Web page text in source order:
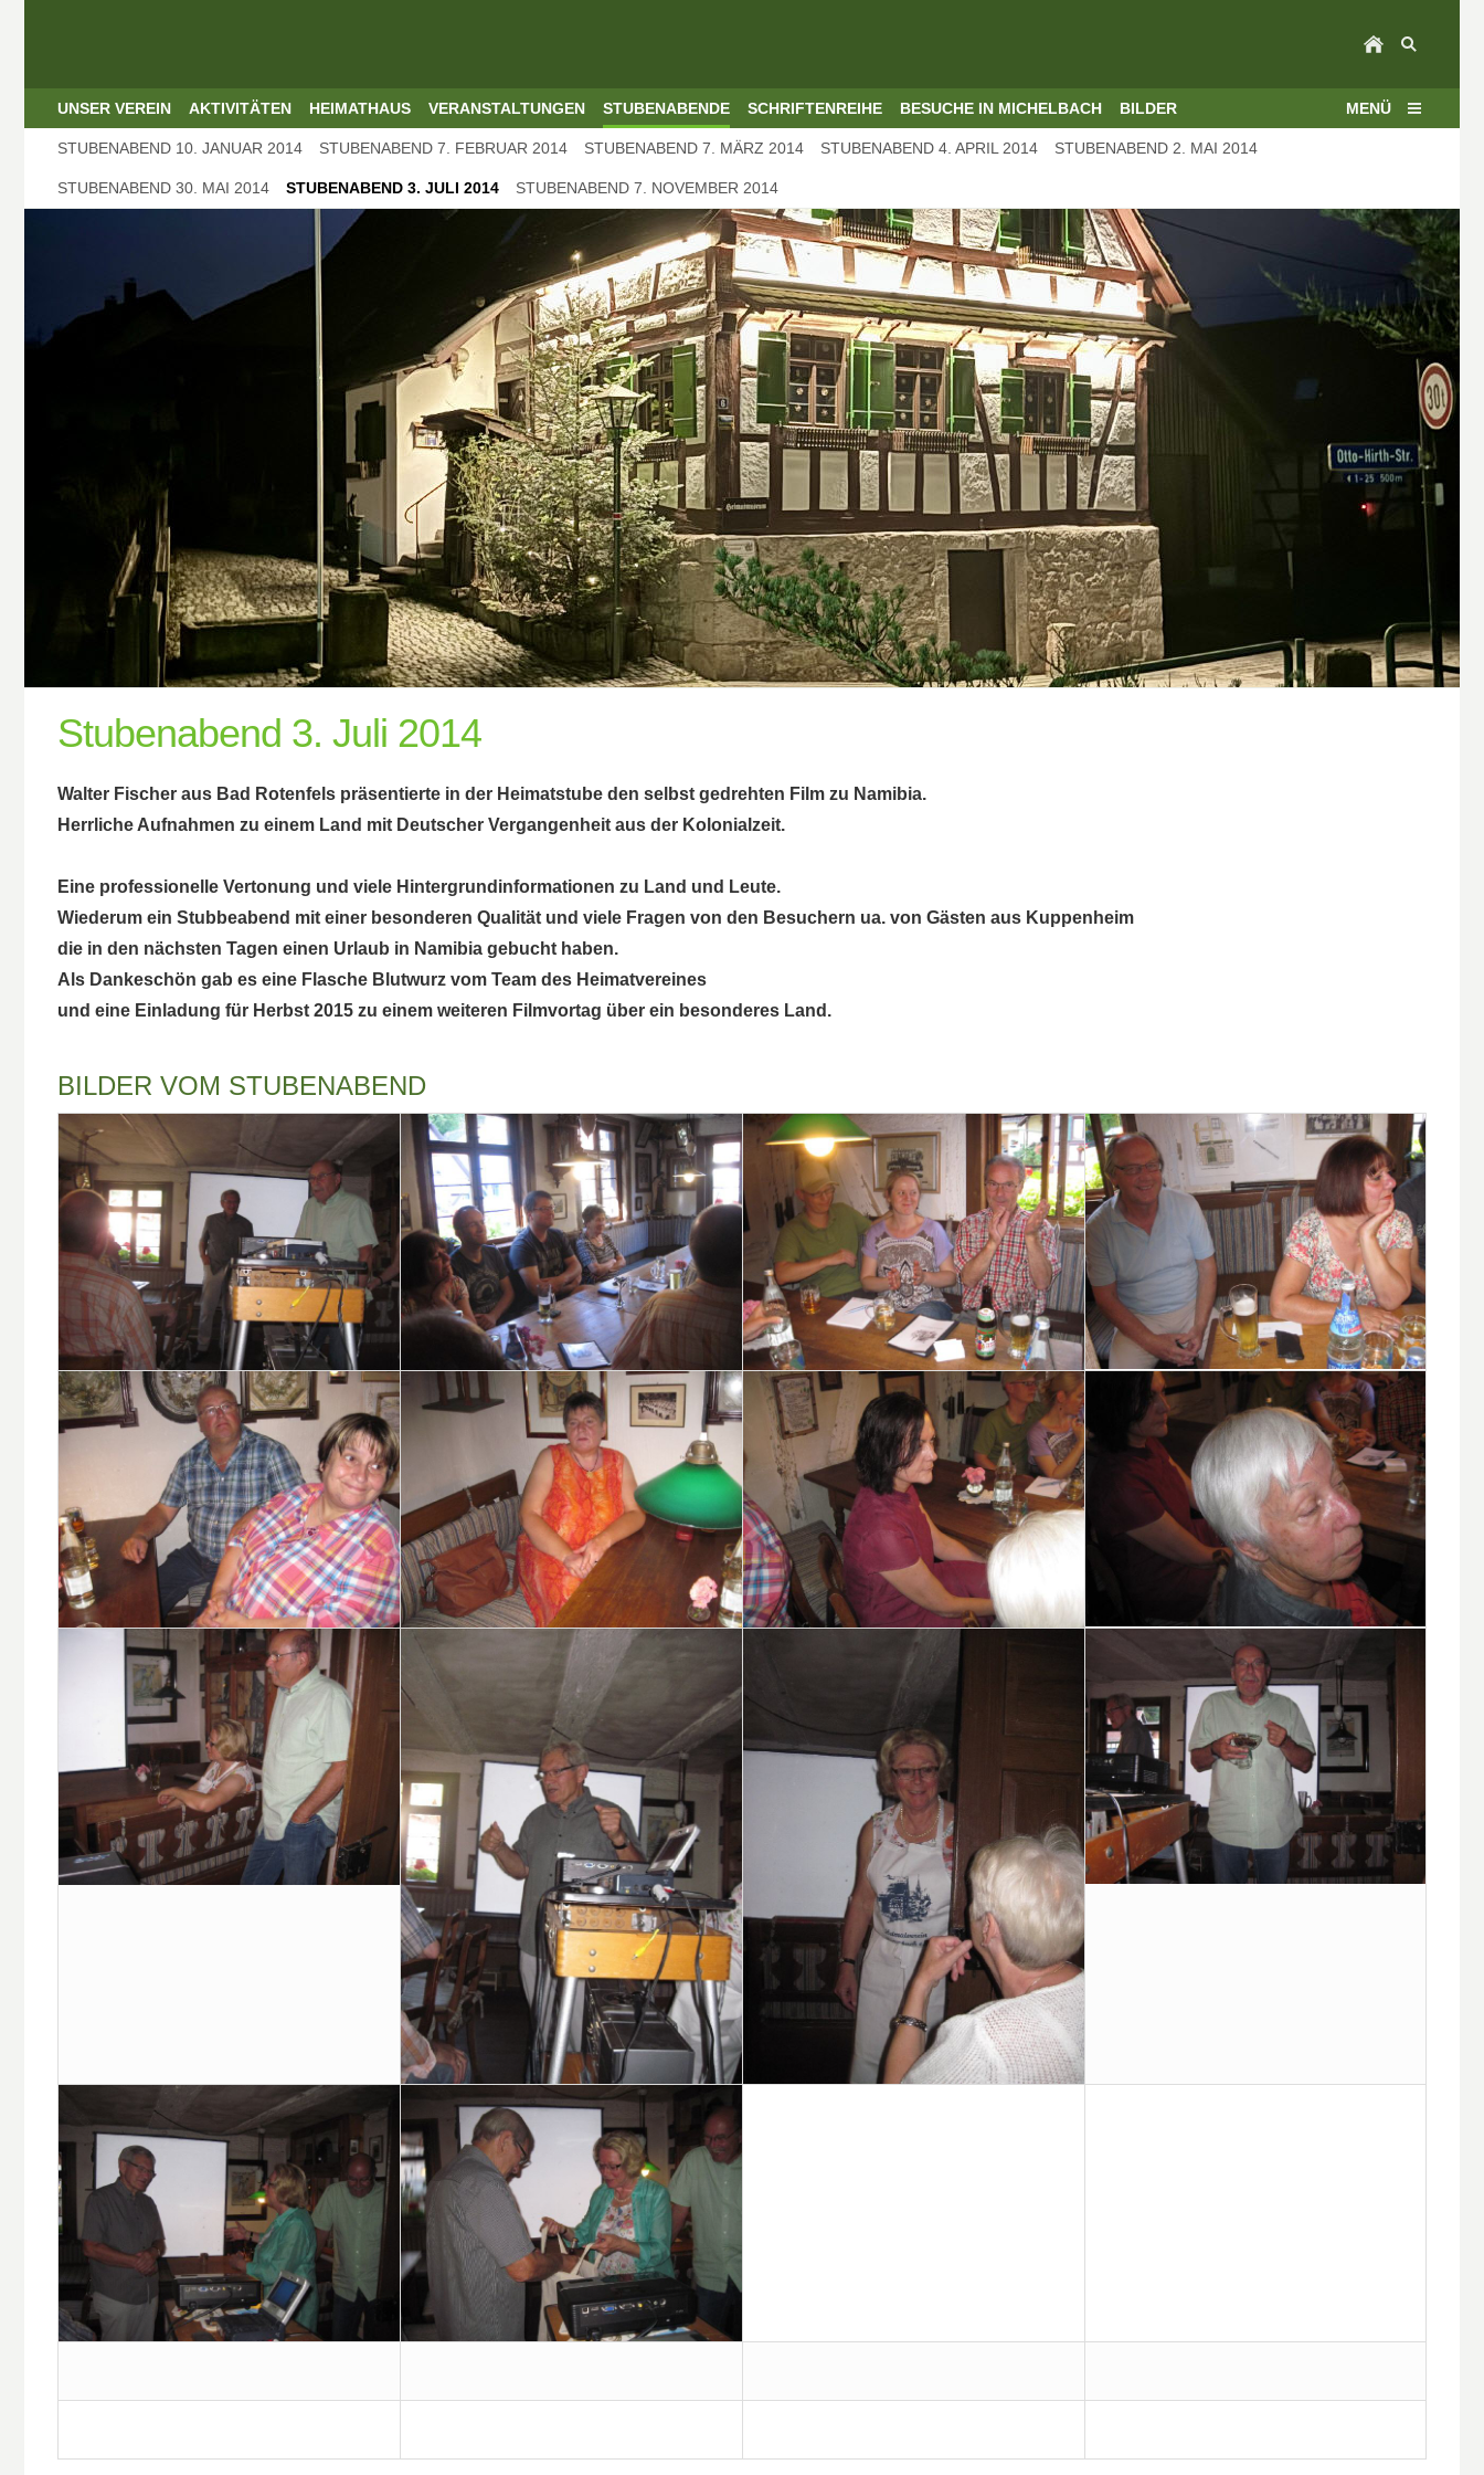
UNSER VEREIN AKTIVITÄTEN HEIMATHAUS VERANSTALTUNGEN STUBENABENDE SCHRIFTENREIHE BESUCHE IN MICHELBACH BILDER MENÜ
STUBENABEND 10. JANUAR 2014 STUBENABEND 7. FEBRUAR 2014 STUBENABEND 7. MÄRZ 2014 STUBENABEND 4. APRIL 2014 STUBENABEND 2. MAI 2014
STUBENABEND 30. MAI 2014 STUBENABEND 3. JULI 2014 STUBENABEND 7. NOVEMBER 2014
Stubenabend 3. Juli 2014
Walter Fischer aus Bad Rotenfels präsentierte in der Heimatstube den selbst gedrehten Film zu Namibia.
Herrliche Aufnahmen zu einem Land mit Deutscher Vergangenheit aus der Kolonialzeit.
Eine professionelle Vertonung und viele Hintergrundinformationen zu Land und Leute.
Wiederum ein Stubbeabend mit einer besonderen Qualität und viele Fragen von den Besuchern ua. von Gästen aus Kuppenheim
die in den nächsten Tagen einen Urlaub in Namibia gebucht haben.
Als Dankeschön gab es eine Flasche Blutwurz vom Team des Heimatvereines
und eine Einladung für Herbst 2015 zu einem weiteren Filmvortag über ein besonderes Land.
BILDER VOM STUBENABEND